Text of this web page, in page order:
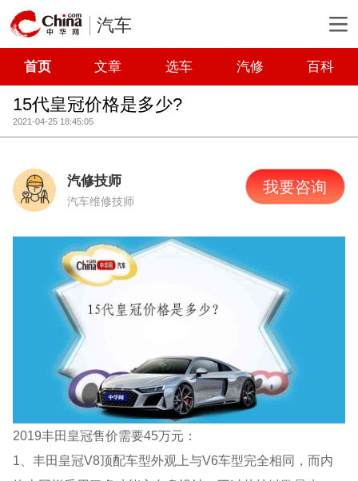
汽车
首页 文章 选车 汽修 百科
15代皇冠价格是多少?
2021-04-25 18:45:05
汽修技师
汽车维修技师
我要咨询
2019丰田皇冠售价需要45万元：
1、丰田皇冠V8顶配车型外观上与V6车型完全相同，而内